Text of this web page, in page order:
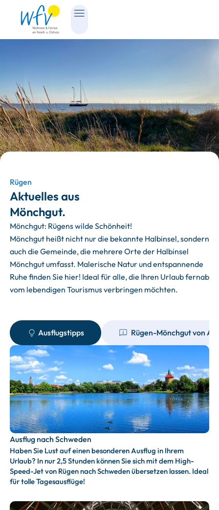
Rügen
Aktuelles aus
Mönchgut.
Mönchgut: Rügens wilde Schönheit!
Mönchgut heißt nicht nur die bekannte Halbinsel, sondern
auch die Gemeinde, die mehrere Orte der Halbinsel
Mönchgut umfasst. Malerische Natur und entspannende
Ruhe finden Sie hier! Ideal für alle, die Ihren Urlaub fernab
vom lebendigen Tourismus verbringen möchten.
Ausflugstipps Rügen-Mönchgut von A -
Ausflug nach Schweden
Haben Sie Lust auf einen besonderen Ausflug in Ihrem
Urlaub? In nur 2,5 Stunden können Sie sich mit dem High-
Speed-Jet von Rügen nach Schweden übersetzen lassen. Ideal
für tolle Tagesausflüge!